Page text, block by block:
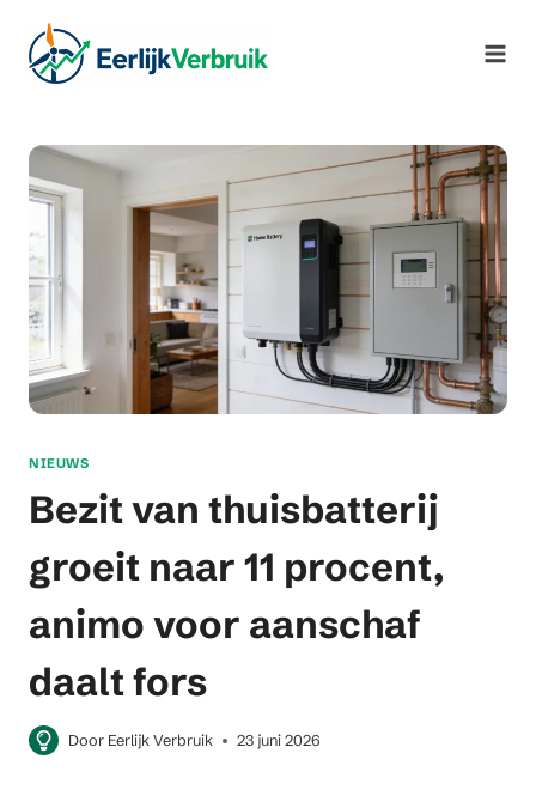
naar
NIEUWS
Bezit van thuisbatterij
groeit naar 11 procent,
animo voor aanschaf
daalt fors
Door Eerlijk Verbruik 23 juni 2026